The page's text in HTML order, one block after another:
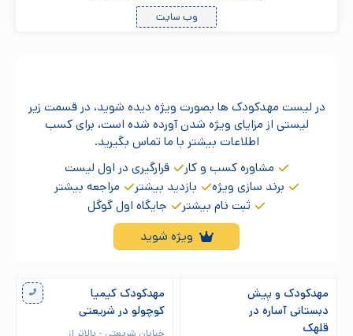
وب سایت
در لیست مهدکودک ها بصورت ویژه دیده شوید، در قسمت زیر
لیستی از مزایای ویژه شدن آورده شده است، برای کسب
اطلاعات بیشتر با ما تماس بگیرید.
مشاوره کسب و کار
قرارگیری در اول لیست
برند سازی ویژه
بازدید بیشتر
مراجعه بیشتر
ثبت نام بیشتر
جایگاه اول گوگل
ویژه شوید
مهدکودک و پیش
دبستانی آساره در
قلهک
مهدکودک کیمیا
کوچولو در شریعتی